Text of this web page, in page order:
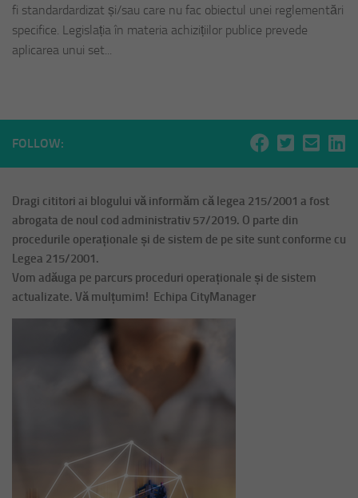
fi standardardizat și/sau care nu fac obiectul unei reglementări
specifice. Legislația în materia achizițiilor publice prevede
aplicarea unui set...
FOLLOW:
Dragi cititori ai blogului vă informăm că legea 215/2001 a fost
abrogata de noul cod administrativ 57/2019. O parte din
procedurile operaționale și de sistem de pe site sunt conforme cu
Legea 215/2001.
Vom adăuga pe parcurs proceduri operaționale și de sistem
actualizate. Vă mulțumim! Echipa CityManager